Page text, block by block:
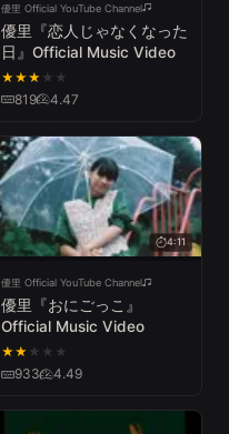
優里 Official YouTube Channel
優里『恋人じゃなくなった
日』Official Music Video
★★★ ★ ★
819 4.47
4:11
優里 Official YouTube Channel
優里『おにごっこ』
Official Music Video
★★ ★ ★ ★
933 4.49